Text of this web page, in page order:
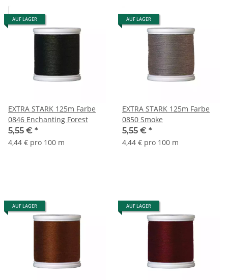
AUF LAGER
EXTRA STARK 125m Farbe
0846 Enchanting Forest
5,55 € *
4,44 € pro 100 m
AUF LAGER
EXTRA STARK 125m Farbe
0850 Smoke
5,55 € *
4,44 € pro 100 m
AUF LAGER AUF LAGER